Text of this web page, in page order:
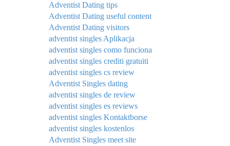
Adventist Dating tips
Adventist Dating useful content
Adventist Dating visitors
adventist singles Aplikacja
adventist singles como funciona
adventist singles crediti gratuiti
adventist singles cs review
Adventist Singles dating
adventist singles de review
adventist singles es reviews
adventist singles Kontaktborse
adventist singles kostenlos
Adventist Singles meet site